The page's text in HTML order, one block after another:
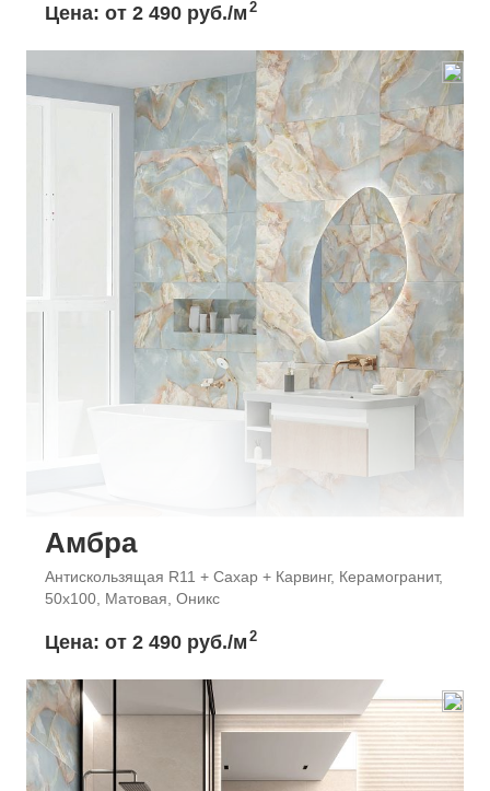
Цена: от 2 490 руб./м 2
Амбра
Антискользящая R11 + Сахар + Карвинг, Керамогранит,
50x100, Матовая, Оникс
Цена: от 2 490 руб./м 2